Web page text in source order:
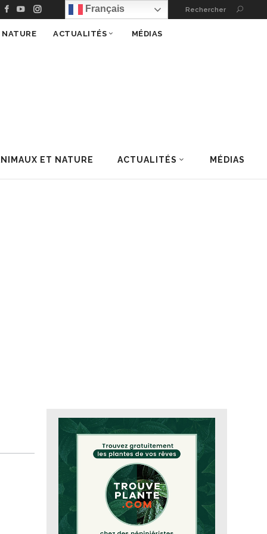
Français Rechercher
ET NATURE ACTUALITÉS MÉDIAS
ACTUALITÉS MÉDIAS